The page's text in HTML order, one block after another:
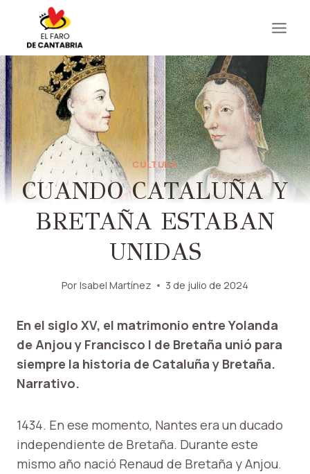
contenido
CULTURA
CUANDO CATALUÑA Y
BRETAÑA ESTABAN
UNIDAS
Por Isabel Martínez 3 de julio de 2024
En el siglo XV, el matrimonio entre Yolanda
de Anjou y Francisco I de Bretaña unió para
siempre la historia de Cataluña y Bretaña.
Narrativo.
1434. En ese momento, Nantes era un ducado
independiente de Bretaña. Durante este
mismo año nació Renaud de Bretaña y Anjou.